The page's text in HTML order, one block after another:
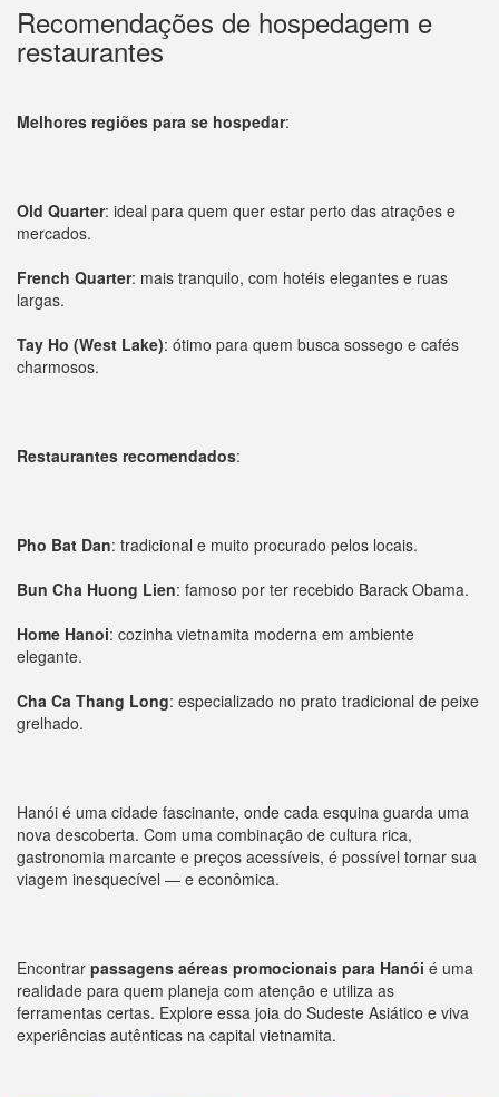
Recomendações de hospedagem e
restaurantes
Melhores regiões para se hospedar:
Old Quarter: ideal para quem quer estar perto das atrações e
mercados.
French Quarter: mais tranquilo, com hotéis elegantes e ruas
largas.
Tay Ho (West Lake): ótimo para quem busca sossego e cafés
charmosos.
Restaurantes recomendados:
Pho Bat Dan: tradicional e muito procurado pelos locais.
Bun Cha Huong Lien: famoso por ter recebido Barack Obama.
Home Hanoi: cozinha vietnamita moderna em ambiente
elegante.
Cha Ca Thang Long: especializado no prato tradicional de peixe
grelhado.
Hanói é uma cidade fascinante, onde cada esquina guarda uma
nova descoberta. Com uma combinação de cultura rica,
gastronomia marcante e preços acessíveis, é possível tornar sua
viagem inesquecível — e econômica.
Encontrar passagens aéreas promocionais para Hanói é uma
realidade para quem planeja com atenção e utiliza as
ferramentas certas. Explore essa joia do Sudeste Asiático e viva
experiências autênticas na capital vietnamita.